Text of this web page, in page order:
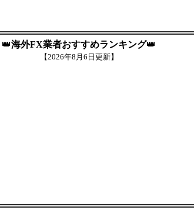
👑海外FX業者おすすめランキング👑
【2026年8月6日更新】